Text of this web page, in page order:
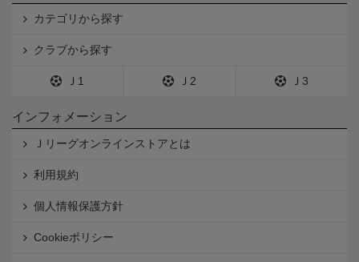
カテゴリから探す
クラブから探す
Ｊ1 Ｊ2 Ｊ3
インフォメーション
Ｊリーグオンラインストアとは
利用規約
個人情報保護方針
Cookieポリシー